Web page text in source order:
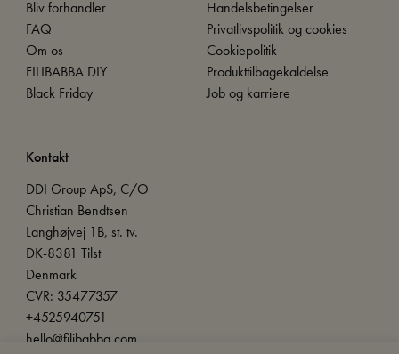
Bliv forhandler
FAQ
Om os
FILIBABBA DIY
Black Friday
Handelsbetingelser
Privatlivspolitik og cookies
Cookiepolitik
Produkttilbagekaldelse
Job og karriere
Kontakt
DDI Group ApS, C/O
Christian Bendtsen
Langhøjvej 1B, st. tv.
DK-8381 Tilst
Denmark
CVR: 35477357
+4525940751
hello@filibabba.com